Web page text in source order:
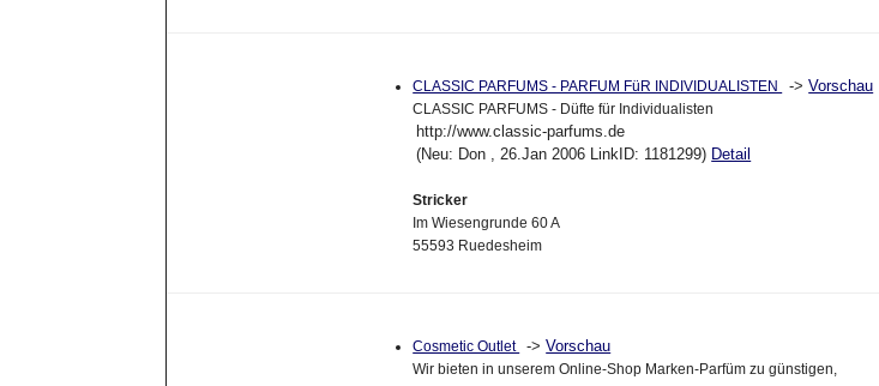
CLASSIC PARFUMS - PARFUM FüR INDIVIDUALISTEN ->Vorschau
CLASSIC PARFUMS - Düfte für Individualisten
http://www.classic-parfums.de
(Neu: Don , 26.Jan 2006 LinkID: 1181299) Detail
Stricker
Im Wiesengrunde 60 A
55593 Ruedesheim
Cosmetic Outlet ->Vorschau
Wir bieten in unserem Online-Shop Marken-Parfüm zu günstigen,